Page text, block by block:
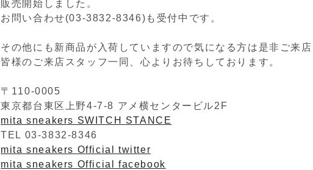
販売開始しました。
お問い合わせ(03-3832-8346)も受付中です。
その他にも新商品が入荷していますので気になる方は是非ご来店
皆様のご来店スタッフ一同、心よりお待ちしております。
〒110-0005
東京都台東区上野4-7-8 アメ横センタービル2F
mita sneakers SWITCH STANCE
TEL 03-3832-8346
mita sneakers Official twitter
mita sneakers Official facebook